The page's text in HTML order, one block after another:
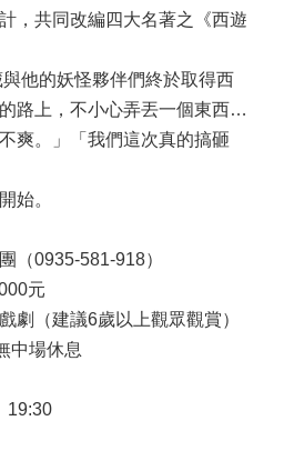
，共同改編四大名著之《西遊
他的妖怪夥伴們終於取得西
路上，不小心弄丟一個東西…
爽。」「我們這次真的搞砸
始。
（0935-581-918）
元
劇（建議6歲以上觀眾觀賞）
中場休息